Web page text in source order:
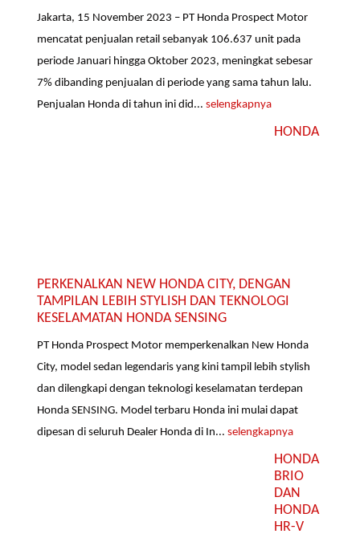
Jakarta, 15 November 2023 – PT Honda Prospect Motor
mencatat penjualan retail sebanyak 106.637 unit pada
periode Januari hingga Oktober 2023, meningkat sebesar
7% dibanding penjualan di periode yang sama tahun lalu.
Penjualan Honda di tahun ini did...selengkapnya
HONDA
PERKENALKAN NEW HONDA CITY, DENGAN
TAMPILAN LEBIH STYLISH DAN TEKNOLOGI
KESELAMATAN HONDA SENSING
PT Honda Prospect Motor memperkenalkan New Honda
City, model sedan legendaris yang kini tampil lebih stylish
dan dilengkapi dengan teknologi keselamatan terdepan
Honda SENSING. Model terbaru Honda ini mulai dapat
dipesan di seluruh Dealer Honda di In...selengkapnya
HONDA
BRIO
DAN
HONDA
HR-V